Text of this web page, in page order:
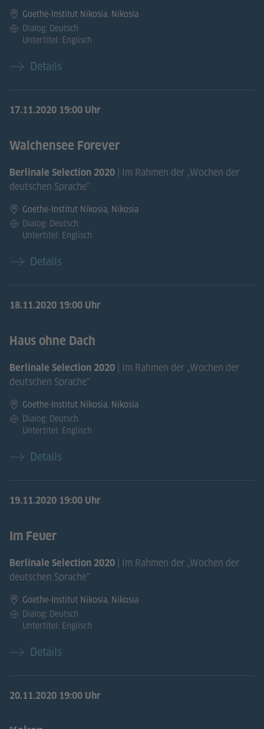
Goethe-Institut Nikosia, Nikosia
Dialog: Deutsch
Untertitel: Englisch
Details
17.11.2020 19:00 Uhr
Walchensee Forever
Berlinale Selection 2020 | Im Rahmen der „Wochen der
deutschen Sprache“
Goethe-Institut Nikosia, Nikosia
Dialog: Deutsch
Untertitel: Englisch
Details
18.11.2020 19:00 Uhr
Haus ohne Dach
Berlinale Selection 2020 | Im Rahmen der „Wochen der
deutschen Sprache“
Goethe-Institut Nikosia, Nikosia
Dialog: Deutsch
Untertitel: Englisch
Details
19.11.2020 19:00 Uhr
Im Feuer
Berlinale Selection 2020 | Im Rahmen der „Wochen der
deutschen Sprache“
Goethe-Institut Nikosia, Nikosia
Dialog: Deutsch
Untertitel: Englisch
Details
20.11.2020 19:00 Uhr